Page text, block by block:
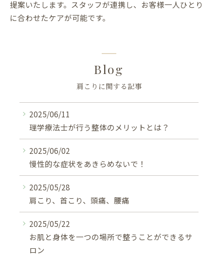
提案いたします。スタッフが連携し、お客様一人ひとり
に合わせたケアが可能です。
Blog
肩こりに関する記事
2025/06/11
理学療法士が行う整体のメリットとは？
2025/06/02
慢性的な症状をあきらめないで！
2025/05/28
肩こり、首こり、頭痛、腰痛
2025/05/22
お肌と身体を一つの場所で整うことができるサ
ロン